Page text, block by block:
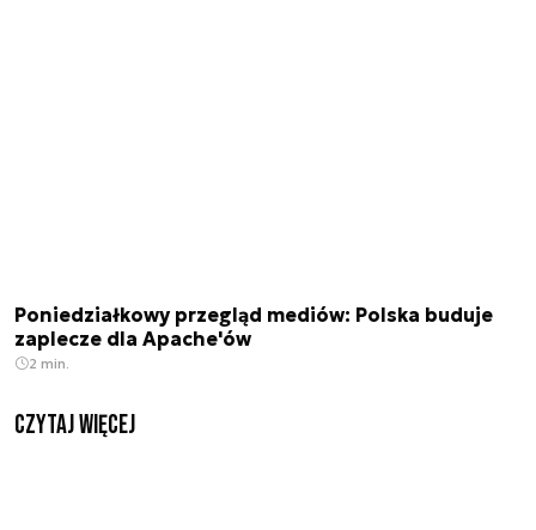
Poniedziałkowy przegląd mediów: Polska buduje
zaplecze dla Apache'ów
2 min.
czytaj więcej